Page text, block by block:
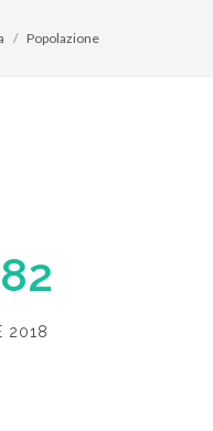
Popolazione
2018